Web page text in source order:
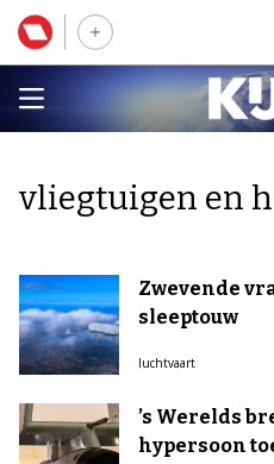
vliegtuigen en
Zwevende
sleeptouw
luchtvaart
’s Werelds
hypersoon